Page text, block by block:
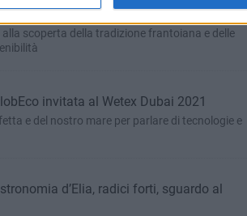
anni di Frantoio Paparella
scoperta della tradizione frantoiana e delle
invitata al Wetex Dubai 2021
e del nostro mare per parlare di tecnologie e
d’Elia, radici forti, sguardo al